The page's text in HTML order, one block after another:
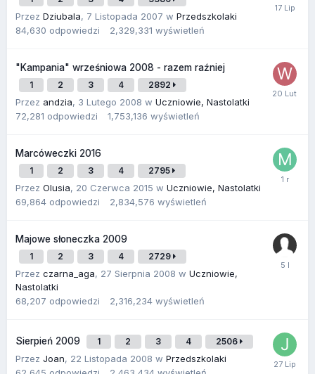
Przez Dziubala, 7 Listopada 2007 w Przedszkolaki
84,630 odpowiedzi 2,329,331 wyświetleń
"Kampania" wrześniowa 2008 - razem raźniej
1 2 3 4 2892
Przez andzia, 3 Lutego 2008 w Uczniowie, Nastolatki
72,281 odpowiedzi 1,753,136 wyświetleń
Marcóweczki 2016
1 2 3 4 2795
Przez Olusia, 20 Czerwca 2015 w Uczniowie, Nastolatki
69,864 odpowiedzi 2,834,576 wyświetleń
Majowe słoneczka 2009
1 2 3 4 2729
Przez czarna_aga, 27 Sierpnia 2008 w Uczniowie,
Nastolatki
68,207 odpowiedzi 2,316,234 wyświetleń
Sierpień 2009 1 2 3 4 2506
Przez Joan, 22 Listopada 2008 w Przedszkolaki